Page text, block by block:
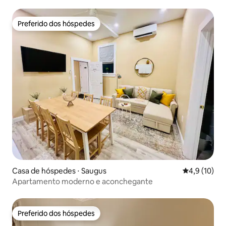
Preferido dos hóspedes
Preferido dos hóspedes
Casa de hóspedes ⋅ Saugus 4,9 de uma
4,9 (10)
Apartamento moderno e aconchegante
Preferido dos hóspedes
Preferido dos hóspedes